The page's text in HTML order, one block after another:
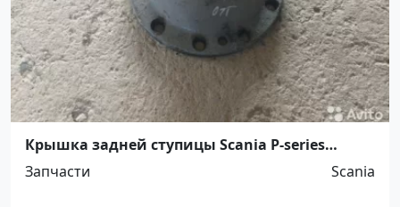
Крышка задней ступицы Scania P-series
Ст.Холмская
Запчасти Scania